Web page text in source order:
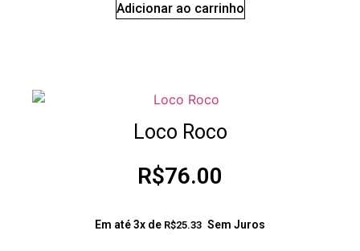
Adicionar ao carrinho
Loco Roco
R$76.00
Em até 3x de R$25.33 Sem Juros